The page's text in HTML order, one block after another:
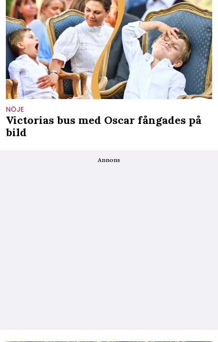
NÖJE
Victorias bus med Oscar fångades på
bild
Annons